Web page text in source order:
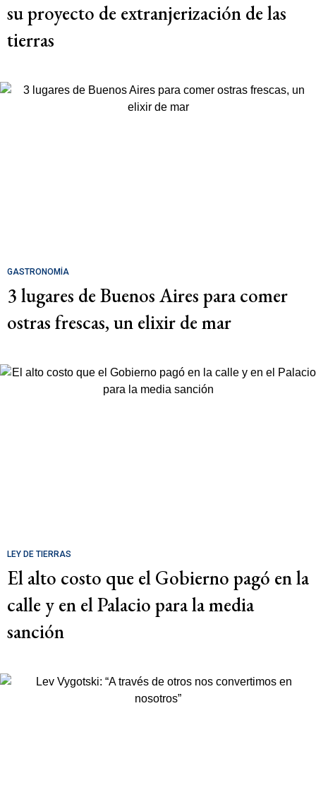
su proyecto de extranjerización de las
tierras
GASTRONOMÍA
3 lugares de Buenos Aires para comer
ostras frescas, un elixir de mar
LEY DE TIERRAS
El alto costo que el Gobierno pagó en la
calle y en el Palacio para la media
sanción